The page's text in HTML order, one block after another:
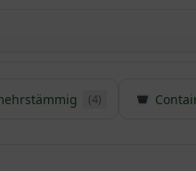
und machen diese
(4)